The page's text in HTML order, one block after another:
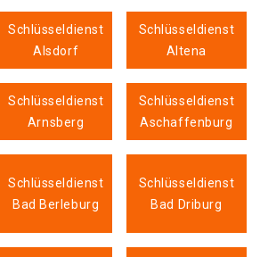
Schlüsseldienst
Alsdorf
Schlüsseldienst
Altena
Schlüsseldienst
Arnsberg
Schlüsseldienst
Aschaffenburg
Schlüsseldienst
Bad Berleburg
Schlüsseldienst
Bad Driburg